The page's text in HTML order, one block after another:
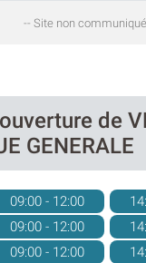
-- Site non
de
GENERALE
09:00 - 12:00
09:00 - 12:00
09:00 - 12:00